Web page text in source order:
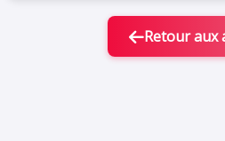
Retour aux